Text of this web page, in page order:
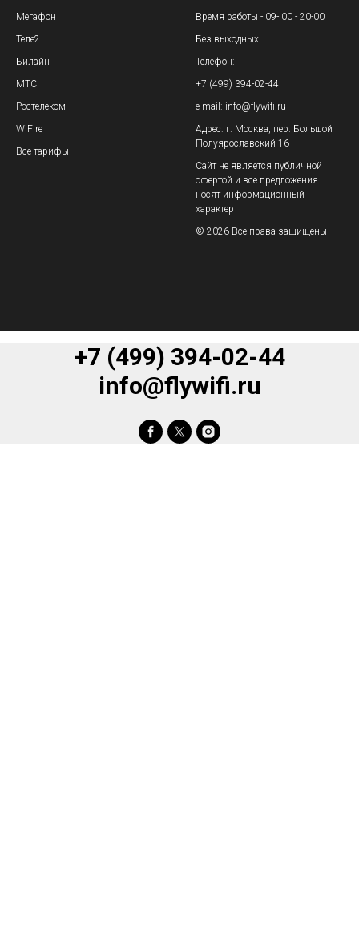
Мегафон
Теле2
Билайн
МТС
Ростелеком
WiFire
Все тарифы
Время работы - 09- 00 - 20-00
Без выходных
Телефон:
+7 (499) 394-02-44
e-mail: info@flywifi.ru
Адрес: г. Москва, пер. Большой
Полуярославский 16
Сайт не является публичной
офертой и все предложения
носят информационный
характер
© 2026 Все права защищены
+7 (499) 394-02-44
info@flywifi.ru